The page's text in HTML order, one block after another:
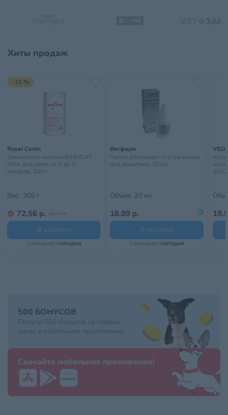
Хиты продаж
-15 %
Royal Canin
Заменитель молока BABYCAT
MILK для котят от 0 до 2
месяцев, 300 г
Вес: 300 г
72,56 р. 85,37 р.
В корзину
Самовывозсегодня
Ветфарм
Капли Отибиовет Ультра ушные
для животных, 20 мл
Объем: 20 мл
16,99 р.
В корзину
Самовывозсегодня
500 БОНУСОВ
Получи 500 бонусов за первый
заказ в мобильном приложении
Скачайте мобильное приложение!